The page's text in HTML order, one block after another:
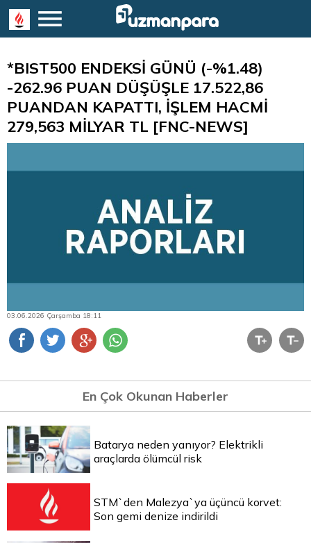
*BIST500 ENDEKSİ GÜNÜ (-%1.48)
-262.96 PUAN DÜŞÜŞLE 17.522,86
PUANDAN KAPATTI, İŞLEM HACMİ
279,563 MİLYAR TL [FNC-NEWS]
03.06.2026 Çarşamba 18:11
En Çok Okunan Haberler
Batarya neden yanıyor? Elektrikli
araçlarda ölümcül risk
STM`den Malezya`ya üçüncü korvet:
Son gemi denize indirildi